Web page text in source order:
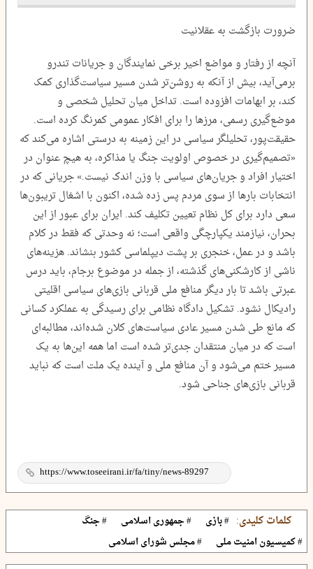
ضرورت بازگشت به عقلانیت
آنچه از رفتار و مواضع اخیر برخی نمایندگان و جریانات تندرو
برمی‌آید، بیش از آنکه به روشن‌تر شدن مسیر سیاست‌گذاری کمک
کند، بر ابهامات افزوده است. تداخل میان تحلیل شخصی و
موضع‌گیری رسمی، مرزها را برای افکار عمومی کمرنگ کرده است.
حقیقت‌پور، تحلیلگر سیاسی در این زمینه به درستی اشاره می‌کند که
«تصمیم‌گیری در خصوص اولویت جنگ یا مذاکره، به هیچ عنوان در
اختیار افراد و جریان‌های سیاسی با وزن اندک نیست.» جریانی که در
انتخابات بارها از سوی مردم پس زده شده، اکنون با اشغال تریبون‌ها
سعی دارد برای کل نظام تعیین تکلیف کند. ایران برای عبور از این
بحران، نیازمند یکپارچگی واقعی است؛ نه وحدتی که فقط در کلام
باشد و در عمل، خنجری بر پشت دیپلماسی کشور بنشاند. هزینه‌های
ناشی از کارشکنی‌های گذشته، از جمله در موضوع برجام، باید درس
عبرتی باشد تا بار دیگر منافع ملی قربانی بازی‌های سیاسی اقلیتی
رادیکال نشود. تشکیل دادگاه نظامی برای رسیدگی به عملکرد کسانی
که مانع طی شدن مسیر عادی سیاست‌های کلان شده‌اند، مطالبه‌ای
است که در میان منتقدان جدی‌تر شده است اما همه این‌ها به یک
مسیر ختم می‌شود و آن منافع ملی و آینده یک ملت است که نباید
قربانی بازی‌های جناحی شود.
کلمات کلیدی: # بازی # جمهوری اسلامی
# جنگ
# کمیسیون امنیت ملی
# مجلس شورای اسلامی